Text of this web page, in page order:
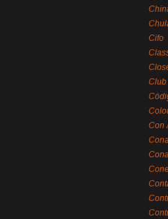
Cifo
Club
Con